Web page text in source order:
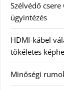
Szélvédő
ügyintézés
HDMI-kábel
tökéletes
Minőségi